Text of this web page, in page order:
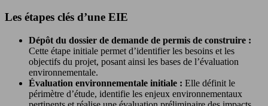
Les étapes clés d’une EIE
Dépôt du dossier de demande de permis de construire :
Cette étape initiale permet d’identifier les besoins et les
objectifs du projet, posant ainsi les bases de l’évaluation
environnementale.
Évaluation environnementale initiale : Elle définit le
périmètre d’étude, identifie les enjeux environnementaux